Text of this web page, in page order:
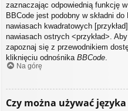
zaznaczając odpowiednią funkcję
BBCode jest podobny w składni
nawiasach kwadratowych
nawiasach ostrych <przykład>.
zapoznaj się z przewodnikiem
kliknięciu odnośnika BBCode.
Na górę
Czy można używać języka